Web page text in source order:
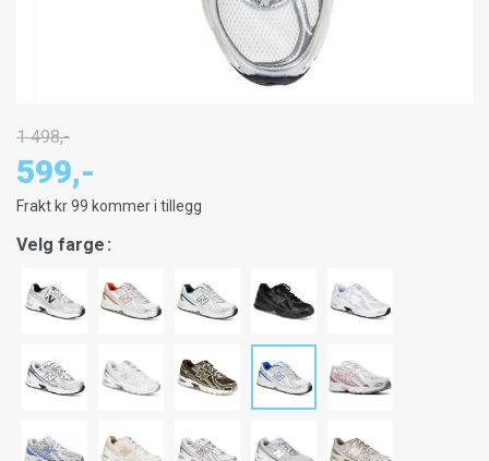
1 498,-
599,-
Frakt kr 99 kommer i tillegg
Velg farge